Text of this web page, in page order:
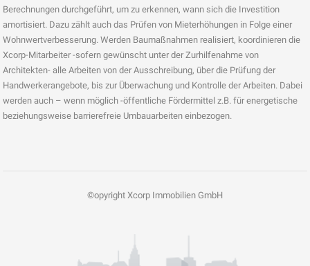
Berechnungen durchgeführt, um zu erkennen, wann sich die Investition
amortisiert. Dazu zählt auch das Prüfen von Mieterhöhungen in Folge einer
Wohnwertverbesserung. Werden Baumaßnahmen realisiert, koordinieren die
Xcorp-Mitarbeiter -sofern gewünscht unter der Zurhilfenahme von
Architekten- alle Arbeiten von der Ausschreibung, über die Prüfung der
Handwerkerangebote, bis zur Überwachung und Kontrolle der Arbeiten. Dabei
werden auch – wenn möglich -öffentliche Fördermittel z.B. für energetische
beziehungsweise barrierefreie Umbauarbeiten einbezogen.
©opyright Xcorp Immobilien GmbH